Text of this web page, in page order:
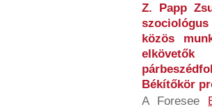
Z. Papp
közös
Békítőkör
A Foresee